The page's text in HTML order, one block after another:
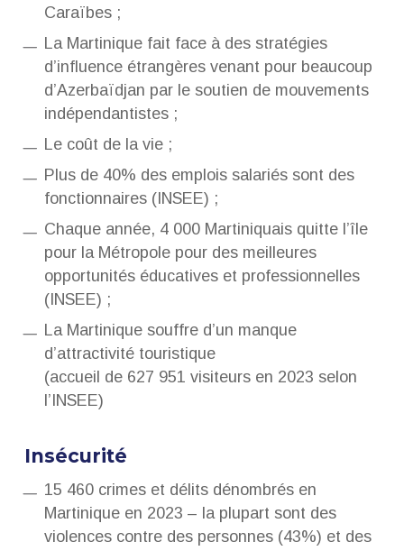
Caraïbes ;
La Martinique fait face à des stratégies
d’influence étrangères venant pour beaucoup
d’Azerbaïdjan par le soutien de mouvements
indépendantistes ;
Le coût de la vie ;
Plus de 40% des emplois salariés sont des
fonctionnaires (INSEE) ;
Chaque année, 4 000 Martiniquais quitte l’île
pour la Métropole pour des meilleures
opportunités éducatives et professionnelles
(INSEE) ;
La Martinique souffre d’un manque
d’attractivité touristique
(accueil de 627 951 visiteurs en 2023 selon
l’INSEE)
Insécurité
15 460 crimes et délits dénombrés en
Martinique en 2023 – la plupart sont des
violences contre des personnes (43%) et des